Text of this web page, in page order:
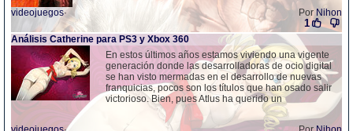
videojuegos· Por Nihon
1
Análisis Catherine para PS3 y Xbox 360
En estos últimos años estamos viviendo una vigente
generación donde las desarrolladoras de ocio digital
se han visto mermadas en el desarrollo de nuevas
franquicias, pocos son los títulos que han osado salir
victorioso. Bien, pues Atlus ha querido un